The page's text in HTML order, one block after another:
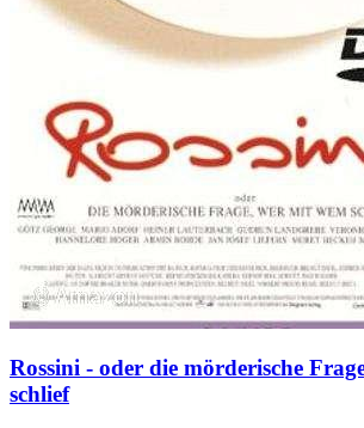
Rossini - oder die mörderische
schlief